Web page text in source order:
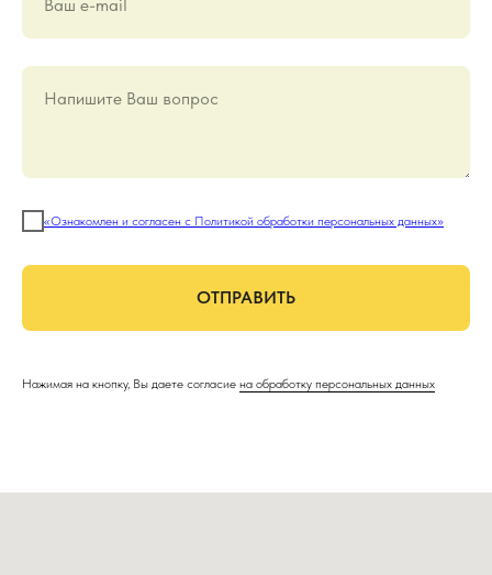
Ваш е-mail
Напишите Ваш вопрос
«Ознакомлен и согласен с Политикой обработки персональных данных»
ОТПРАВИТЬ
Нажимая на кнопку, Вы даете согласие на обработку персональных данных